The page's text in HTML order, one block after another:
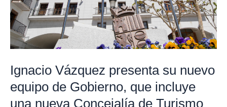
Ignacio Vázquez presenta su nuevo
equipo de Gobierno, que incluye
una nueva Concejalía de Turismo
de
Gobierno,
que
incluye
nueva
Concejalía
de